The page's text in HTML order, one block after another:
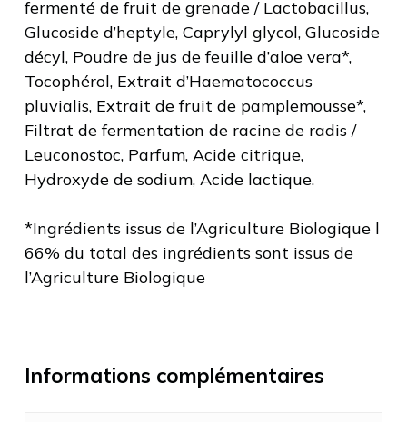
fermenté de fruit de grenade / Lactobacillus,
Glucoside d’heptyle, Caprylyl glycol, Glucoside
décyl, Poudre de jus de feuille d’aloe vera*,
Tocophérol, Extrait d’Haematococcus
pluvialis, Extrait de fruit de pamplemousse*,
Filtrat de fermentation de racine de radis /
Leuconostoc, Parfum, Acide citrique,
Hydroxyde de sodium, Acide lactique.
*Ingrédients issus de l’Agriculture Biologique l
66% du total des ingrédients sont issus de
l’Agriculture Biologique
Informations complémentaires